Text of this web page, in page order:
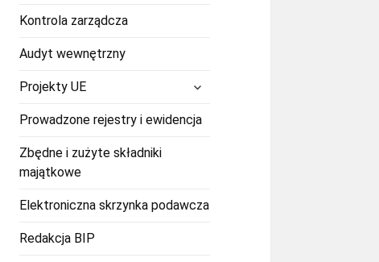
Kontrola zarządcza
Audyt wewnętrzny
Projekty UE
potomne
Prowadzone rejestry i ewidencja
Zbędne i zużyte składniki
majątkowe
Elektroniczna skrzynka podawcza
Redakcja BIP